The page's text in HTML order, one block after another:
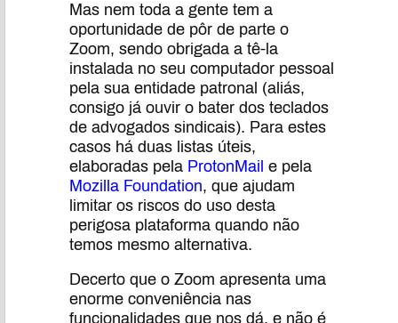
Mas nem toda a gente tem a
oportunidade de pôr de parte o
Zoom, sendo obrigada a tê-la
instalada no seu computador pessoal
pela sua entidade patronal (aliás,
consigo já ouvir o bater dos teclados
de advogados sindicais). Para estes
casos há duas listas úteis,
elaboradas pela ProtonMail e pela
Mozilla Foundation, que ajudam
limitar os riscos do uso desta
perigosa plataforma quando não
temos mesmo alternativa.
Decerto que o Zoom apresenta uma
enorme conveniência nas
funcionalidades que nos dá, e não é